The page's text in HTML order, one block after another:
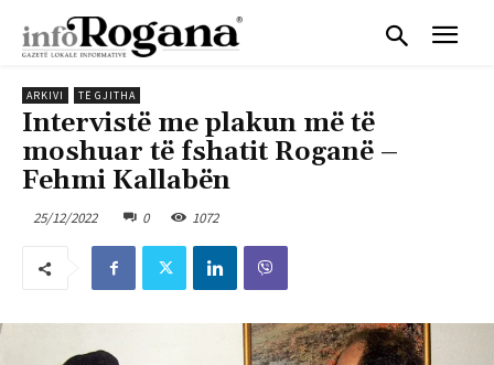
ARKIVI TË GJITHA
Intervistë me plakun më të
moshuar të fshatit Roganë –
Fehmi Kallabën
25/12/2022 0 1072